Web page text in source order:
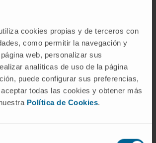
cookies propias y de terceros con
como permitir la navegación y
web, personalizar sus
analíticas de uso de la página
puede configurar sus preferencias,
todas las cookies y obtener más
Política de Cookies.
optan por un abordaje
quimioterapia y radioterapia.
Villacampa, especialista en
e investigador principal de
cáncer de vejiga es un tumor
de lo que se piensa. Ocupa
cáncer a nivel mundial. La media